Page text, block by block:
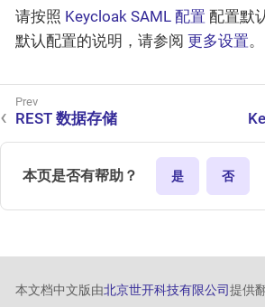
请按照 Keycloak SAML 配置 配置默
默认配置的说明，请参阅 更多设置。
REST 数据存储
本页是否有帮助？ 是 否
本文档中文版由北京世开科技有限公司提供